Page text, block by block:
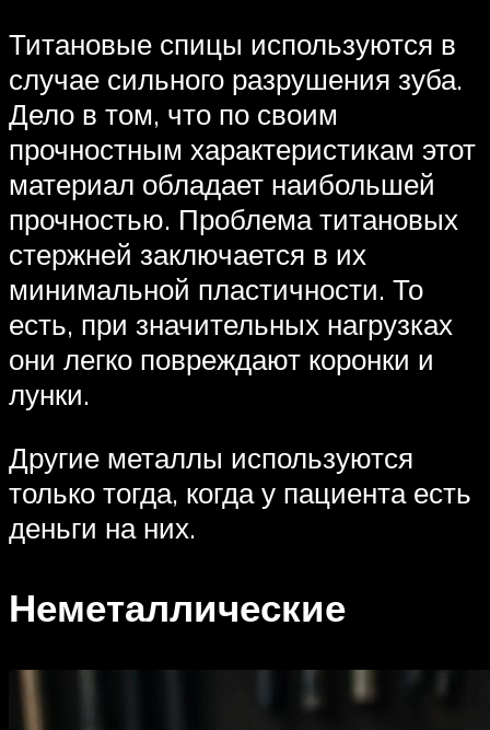
Титановые спицы используются в
случае сильного разрушения зуба.
Дело в том, что по своим
прочностным характеристикам этот
материал обладает наибольшей
прочностью. Проблема титановых
стержней заключается в их
минимальной пластичности. То
есть, при значительных нагрузках
они легко повреждают коронки и
лунки.
Другие металлы используются
только тогда, когда у пациента есть
деньги на них.
Неметаллические